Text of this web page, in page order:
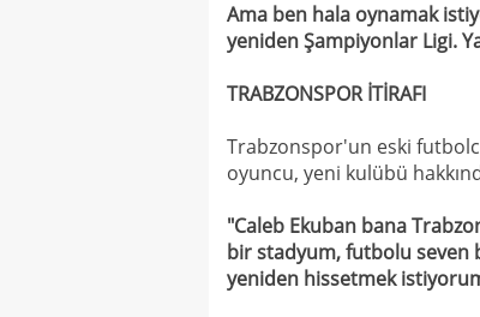
Ama ben hala oynamak
yeniden Şampiyonlar Ligi.
TRABZONSPOR İTİRAFI
Trabzonspor'un eski
oyuncu, yeni kulübü
"Caleb Ekuban bana
bir stadyum, futbolu seven
yeniden hissetmek